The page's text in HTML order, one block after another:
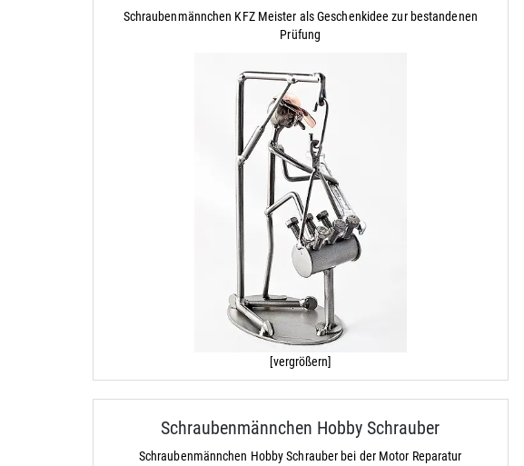
Schraubenmännchen KFZ Meister als Geschenkidee zur bestandenen
Prüfung
[vergrößern]
Schraubenmännchen Hobby Schrauber
Schraubenmännchen Hobby Schrauber bei der Motor Reparatur